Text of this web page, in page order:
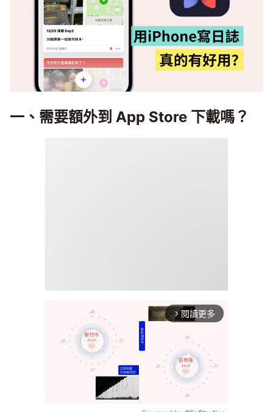
一、需要額外到 App Store 下載嗎？
arrow_forward_ios 閱讀更多